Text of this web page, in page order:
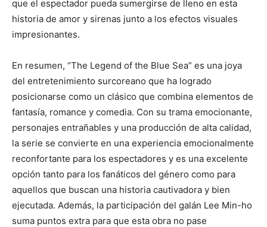
que el espectador pueda sumergirse de lleno en esta
historia de amor y sirenas junto a los efectos visuales
impresionantes.
En resumen, “The Legend of the Blue Sea” es una joya
del entretenimiento surcoreano que ha logrado
posicionarse como un clásico que combina elementos de
fantasía, romance y comedia. Con su trama emocionante,
personajes entrañables y una producción de alta calidad,
la serie se convierte en una experiencia emocionalmente
reconfortante para los espectadores y es una excelente
opción tanto para los fanáticos del género como para
aquellos que buscan una historia cautivadora y bien
ejecutada. Además, la participación del galán Lee Min-ho
suma puntos extra para que esta obra no pase